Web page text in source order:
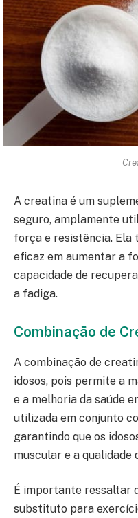
A creatina é um
seguro, amplamente
força e resistência. Ela
eficaz em aumentar a
capacidade de
a fadiga.
Combinação de
A combinação de
idosos, pois permite a
e a melhoria da saúde
utilizada em conjunto
garantindo que os
muscular e a qualidade
É importante ressaltar
substituto para